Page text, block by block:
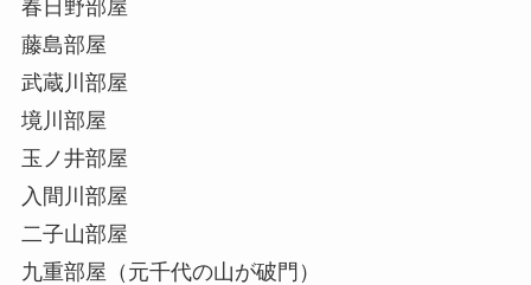
春日野部屋
藤島部屋
武蔵川部屋
境川部屋
玉ノ井部屋
入間川部屋
二子山部屋
九重部屋（元千代の山が破門）